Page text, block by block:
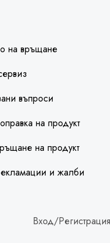
на връщане
въпроси
на продукт
на продукт
и жалби
Вход/